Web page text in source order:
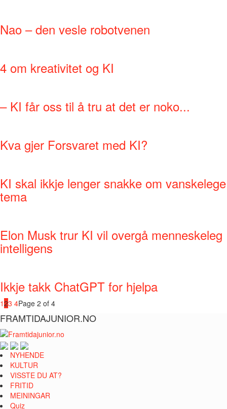
Nao – den vesle robotvenen
4 om kreativitet og KI
– KI får oss til å tru at det er noko...
Kva gjer Forsvaret med KI?
KI skal ikkje lenger snakke om vanskelege
tema
Elon Musk trur KI vil overgå menneskeleg
intelligens
Ikkje takk ChatGPT for hjelpa
123 4Page 2 of 4
FRAMTIDAJUNIOR.NO
NYHENDE
KULTUR
VISSTE DU AT?
FRITID
MEININGAR
Quiz